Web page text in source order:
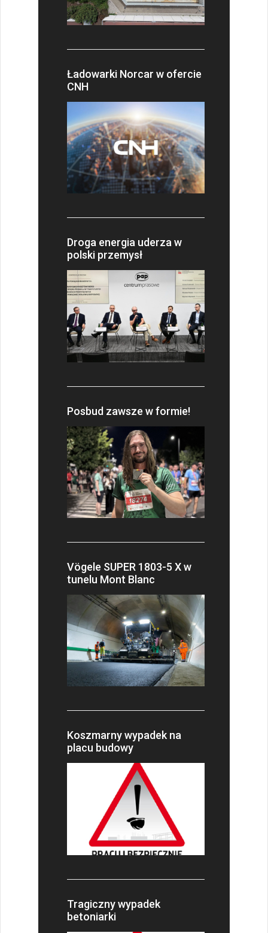
Ładowarki Norcar w ofercie
CNH
Droga energia uderza w
polski przemysł
Posbud zawsze w formie!
Vögele SUPER 1803-5 X w
tunelu Mont Blanc
Koszmarny wypadek na
placu budowy
Tragiczny wypadek
betoniarki